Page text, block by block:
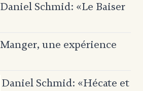
Daniel Schmid: «Le Baiser
Manger, une expérience
Daniel Schmid: «Hécate et